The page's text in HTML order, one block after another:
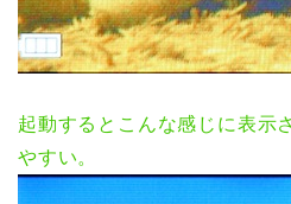
起動するとこんな感じに表示
やすい。